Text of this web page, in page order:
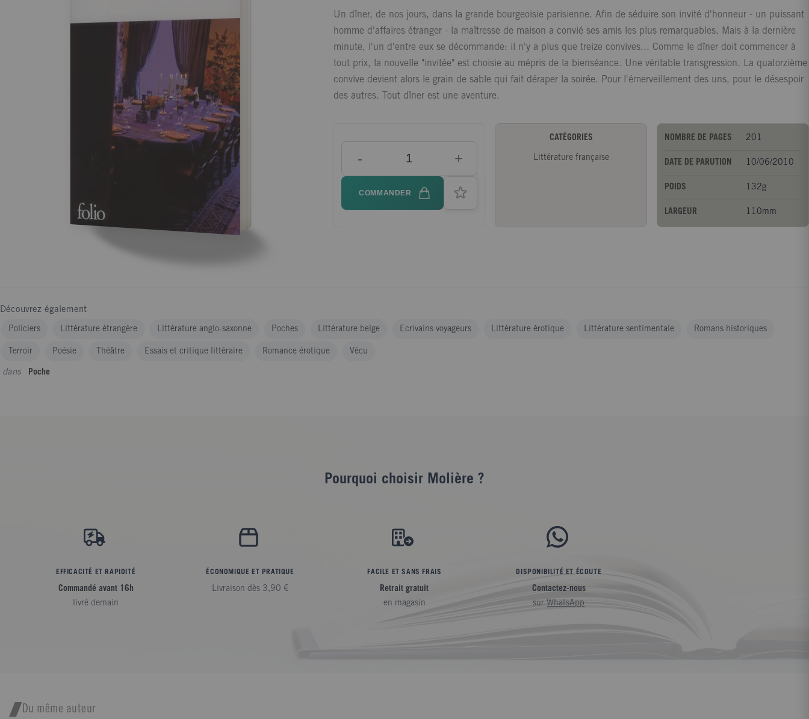
Un dîner, de nos jours, dans la grande bourgeoisie parisienne. Afin de séduire son invité d'honneur - un puissant
homme d'affaires étranger - la maîtresse de maison a convié ses amis les plus remarquables. Mais à la dernière
minute, l'un d'entre eux se décommande: il n'y a plus que treize convives... Comme le dîner doit commencer à
tout prix, la nouvelle "invitée" est choisie au mépris de la bienséance. Une véritable transgression. La quatorzième
convive devient alors le grain de sable qui fait déraper la soirée. Pour l'émerveillement des uns, pour le désespoir
des autres. Tout dîner est une aventure.
- +
COMMANDER
CATÉGORIES
Littérature française
NOMBRE DE PAGES 201
DATE DE PARUTION 10/06/2010
POIDS 132g
LARGEUR 110mm
Découvrez également
Policiers Littérature étrangère Littérature anglo-saxonne Poches Littérature belge Ecrivains voyageurs Littérature érotique Littérature sentimentale Romans historiques
Terroir Poésie Théâtre Essais et critique littéraire Romance érotique Vécu
dans Poche
Pourquoi choisir Molière ?
EFFICACITÉ ET RAPIDITÉ
Commandé avant 16h
livré demain
ÉCONOMIQUE ET PRATIQUE
Livraison dès 3,90 €
FACILE ET SANS FRAIS
Retrait gratuit
en magasin
DISPONIBILITÉ ET ÉCOUTE
Contactez-nous
sur WhatsApp
Du même auteur